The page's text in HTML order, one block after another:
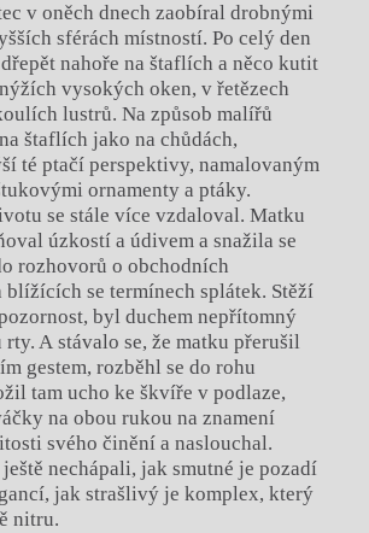
v oněch dnech zaobíral drobnými
sférách místností. Po celý den
nahoře na štaflích a něco kutit
vysokých oken, v řetězech
lustrů. Na způsob malířů
štaflích jako na chůdách,
té ptačí perspektivy, namalovaným
ornamenty a ptáky.
se stále více vzdaloval. Matku
úzkostí a údivem a snažila se
rozhovorů o obchodních
blížících se termínech splátek. Stěží
byl duchem nepřítomný
rty. A stávalo se, že matku přerušil
gestem, rozběhl se do rohu
tam ucho ke škvíře v podlaze,
na obou rukou na znamení
svého činění a naslouchal.
nechápali, jak smutné je pozadí
jak strašlivý je komplex, který
nitru.